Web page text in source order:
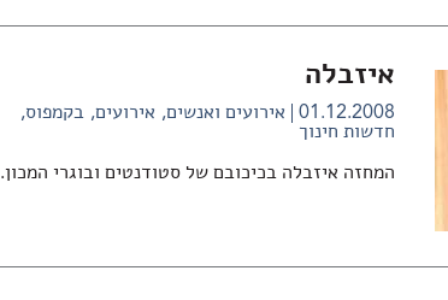
איזבלה
01.12.2008 אירועים ואנשים אירועים בקמפוס
חדשות חינוך
המחזה איזבלה בכיכובם של סטודנטים ובוגרי המכון.